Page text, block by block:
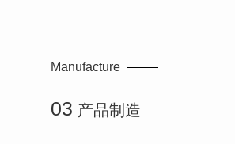
Manufacture
03 产品制造